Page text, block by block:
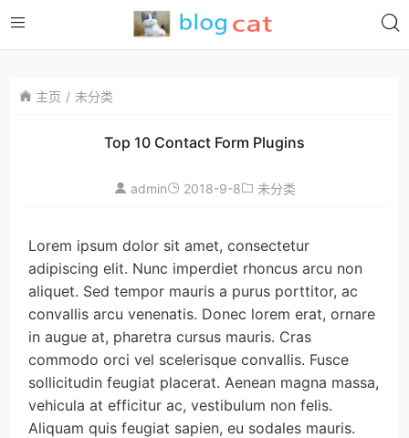
主页 未分类
Top 10 Contact Form Plugins
admin 2018-9-8 未分类
Lorem ipsum dolor sit amet, consectetur
adipiscing elit. Nunc imperdiet rhoncus arcu non
aliquet. Sed tempor mauris a purus porttitor, ac
convallis arcu venenatis. Donec lorem erat, ornare
in augue at, pharetra cursus mauris. Cras
commodo orci vel scelerisque convallis. Fusce
sollicitudin feugiat placerat. Aenean magna massa,
vehicula at efficitur ac, vestibulum non felis.
Aliquam quis feugiat sapien, eu sodales mauris.